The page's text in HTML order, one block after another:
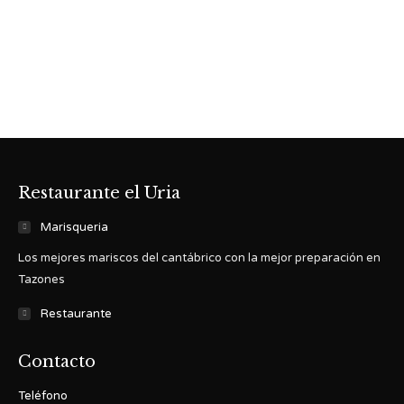
Restaurante el Uria
Marisqueria
Los mejores mariscos del cantábrico con la mejor preparación en
Tazones
Restaurante
Contacto
Teléfono